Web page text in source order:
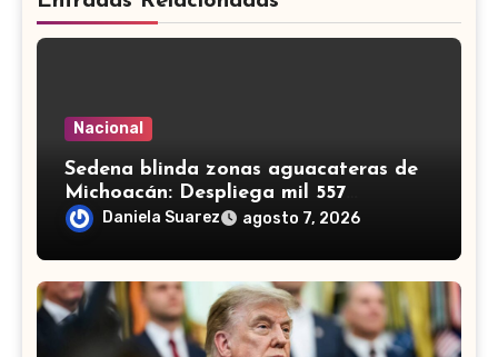
Nacional
Sedena blinda zonas aguacateras de
Michoacán: Despliega mil 557
efectivos de Guardia Nacional y
Ejército
Daniela Suarez agosto 7, 2026